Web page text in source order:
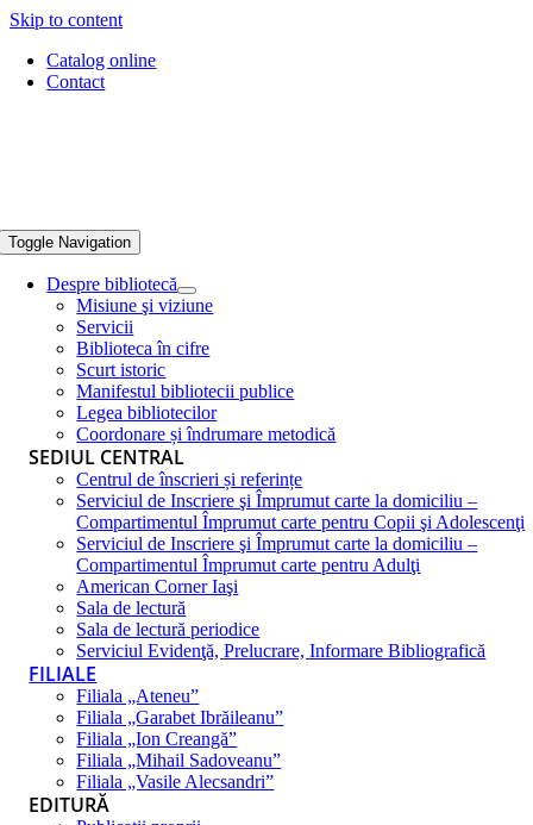
Skip to content
Catalog online
Contact
Toggle Navigation
Despre bibliotecă
Misiune şi viziune
Servicii
Biblioteca în cifre
Scurt istoric
Manifestul bibliotecii publice
Legea bibliotecilor
Coordonare și îndrumare metodică
SEDIUL CENTRAL
Centrul de înscrieri și referințe
Serviciul de Inscriere şi Împrumut carte la domiciliu –
Compartimentul Împrumut carte pentru Copii şi Adolescenţi
Serviciul de Inscriere şi Împrumut carte la domiciliu –
Compartimentul Împrumut carte pentru Adulţi
American Corner Iaşi
Sala de lectură
Sala de lectură periodice
Serviciul Evidenţă, Prelucrare, Informare Bibliografică
FILIALE
Filiala „Ateneu”
Filiala „Garabet Ibrăileanu”
Filiala „Ion Creangă”
Filiala „Mihail Sadoveanu”
Filiala „Vasile Alecsandri”
EDITURĂ